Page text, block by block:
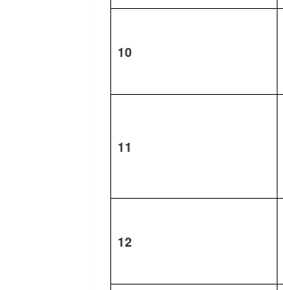
10
11
12